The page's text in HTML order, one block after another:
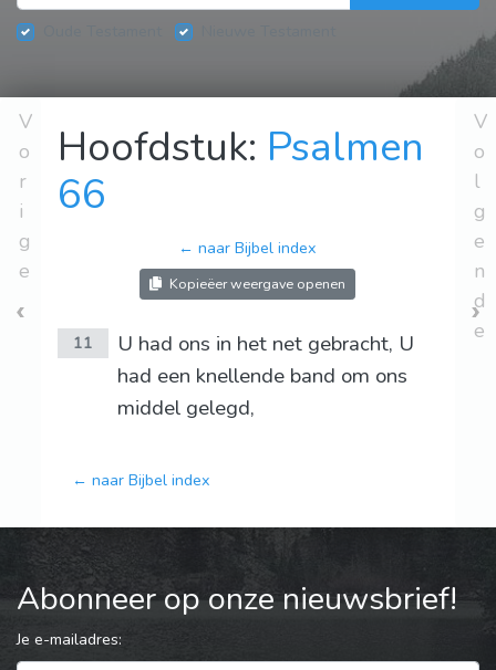
V
o
r
i
g
e
Hoofdstuk: Psalmen
66
← naar Bijbel index
Kopieëer weergave openen
11
U had ons in het net gebracht, U
had een knellende band om ons
middel gelegd,
← naar Bijbel index
V
o
l
g
e
n
d
e
Abonneer op onze nieuwsbrief!
Je e-mailadres: